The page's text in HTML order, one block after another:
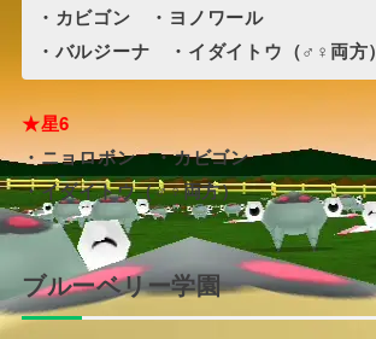
・カビゴン ・ヨノワール
・バルジーナ ・イダイトウ（♂♀両方）
★星6
・ニョロボン ・カビゴン
・イダイトウ（♂♀両方）
ブルーベリー学園